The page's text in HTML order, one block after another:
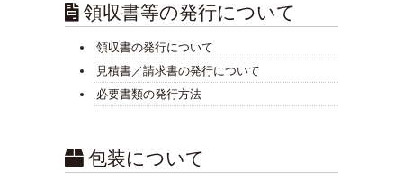
領収書等の発行について
領収書の発行について
見積書／請求書の発行について
必要書類の発行方法
包装について